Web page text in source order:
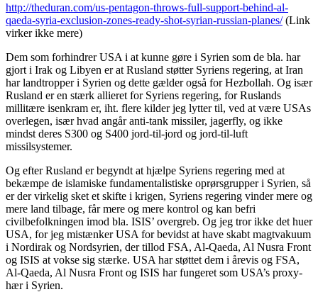
http://theduran.com/us-pentagon-throws-full-support-behind-al-
qaeda-syria-exclusion-zones-ready-shot-syrian-russian-planes/(Link
virker ikke mere)
Dem som forhindrer USA i at kunne gøre i Syrien som de bla. har
gjort i Irak og Libyen er at Rusland støtter Syriens regering, at Iran
har landtropper i Syrien og dette gælder også for Hezbollah. Og især
Rusland er en stærk allieret for Syriens regering, for Ruslands
millitære isenkram er, iht. flere kilder jeg lytter til, ved at være USAs
overlegen, især hvad angår anti-tank missiler, jagerfly, og ikke
mindst deres S300 og S400 jord-til-jord og jord-til-luft
missilsystemer.
Og efter Rusland er begyndt at hjælpe Syriens regering med at
bekæmpe de islamiske fundamentalistiske oprørsgrupper i Syrien, så
er der virkelig sket et skifte i krigen, Syriens regering vinder mere og
mere land tilbage, får mere og mere kontrol og kan befri
civilbefolkningen imod bla. ISIS’ overgreb. Og jeg tror ikke det huer
USA, for jeg mistænker USA for bevidst at have skabt magtvakuum
i Nordirak og Nordsyrien, der tillod FSA, Al-Qaeda, Al Nusra Front
og ISIS at vokse sig stærke. USA har støttet dem i årevis og FSA,
Al-Qaeda, Al Nusra Front og ISIS har fungeret som USA’s proxy-
hær i Syrien.